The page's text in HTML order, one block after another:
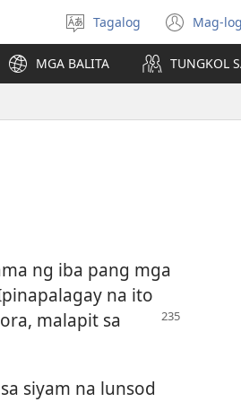
Pumili
ng
wika
Tagalog Mag-(may
na
MGA BALITA TUNGKOL
ng iba pang mga
na ito
malapit sa
siyam na lunsod